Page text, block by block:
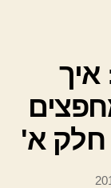
איך
חלק א'